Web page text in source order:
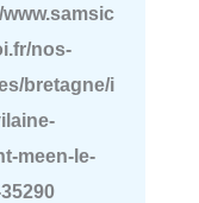
nos-
bretagne/i
meen-le-